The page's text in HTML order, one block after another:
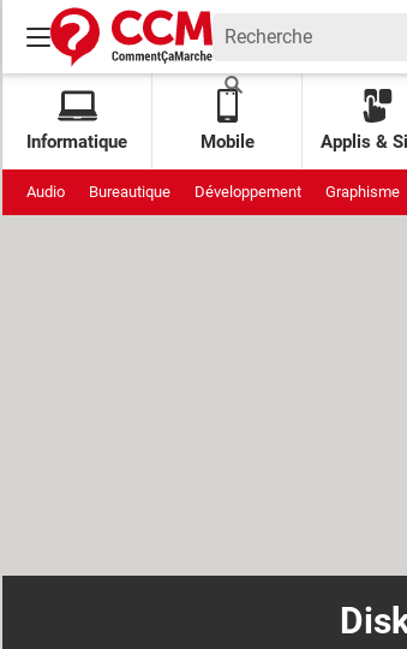
Informatique Mobile Applis &
Audio Bureautique Développement Graphisme